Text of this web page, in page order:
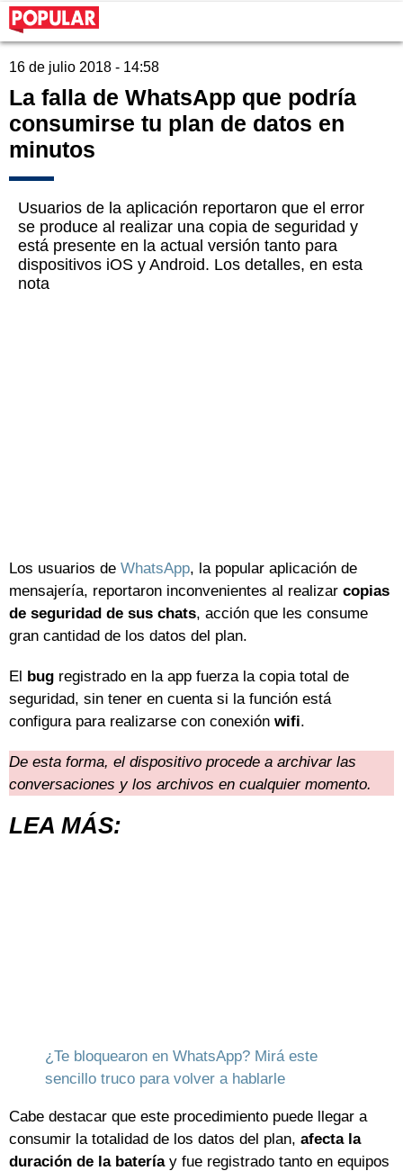
16 de julio 2018 - 14:58
La falla de WhatsApp que podría
consumirse tu plan de datos en
minutos
Usuarios de la aplicación reportaron que el error
se produce al realizar una copia de seguridad y
está presente en la actual versión tanto para
dispositivos iOS y Android. Los detalles, en esta
nota
Los usuarios de WhatsApp, la popular aplicación de
mensajería, reportaron inconvenientes al realizar copias
de seguridad de sus chats, acción que les consume
gran cantidad de los datos del plan.
El bug registrado en la app fuerza la copia total de
seguridad, sin tener en cuenta si la función está
configura para realizarse con conexión wifi.
De esta forma, el dispositivo procede a archivar las
conversaciones y los archivos en cualquier momento.
LEA MÁS:
¿Te bloquearon en WhatsApp? Mirá este
sencillo truco para volver a hablarle
Cabe destacar que este procedimiento puede llegar a
consumir la totalidad de los datos del plan, afecta la
duración de la bateríay fue registrado tanto en equipos